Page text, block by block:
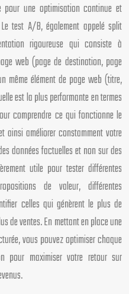
une optimisation continue et
test A/B, également appelé split
rigoureuse qui consiste à
web (page de destination, page
même élément de page web (titre,
est la plus performante en termes
comprendre ce qui fonctionne le
ainsi améliorer constamment votre
données factuelles et non sur des
utile pour tester différentes
de valeur, différentes
celles qui génèrent le plus de
de ventes. En mettant en place une
vous pouvez optimiser chaque
pour maximiser votre retour sur